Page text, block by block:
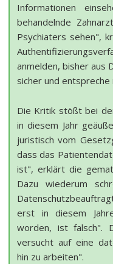
Informationen
behandelnde
Psychiaters sehen",
anmelden, bisher aus
sicher und entspreche
Die Kritik stößt bei
in diesem Jahr
juristisch vom
dass das
ist", erklärt die
Dazu wiederum
erst in diesem
worden, ist falsch".
versucht auf eine
hin zu arbeiten".